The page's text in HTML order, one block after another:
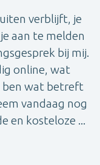
verblijft, je
aan te melden
bij mij.
online, wat
wat betreft
vandaag nog
en kosteloze ...